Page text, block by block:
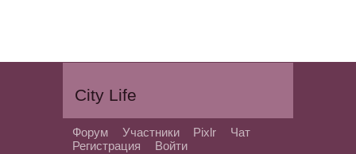
City Life
Форум Участники Pixlr
Чат
Регистрация
Войти